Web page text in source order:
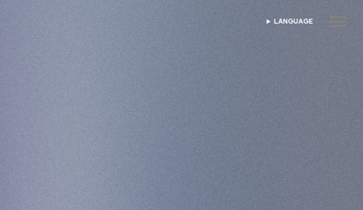
DIL SEÇIN
LANGUAGE